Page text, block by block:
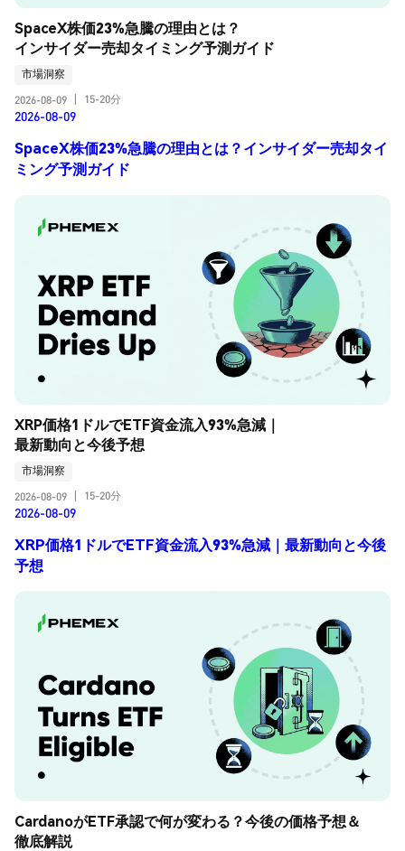
SpaceX株価23%急騰の理由とは？
インサイダー売却タイミング予測ガイド
市場洞察
2026-08-09
15-20分
2026-08-09
SpaceX株価23%急騰の理由とは？インサイダー売却タイ
ミング予測ガイド
XRP価格1ドルでETF資金流入93%急減｜
最新動向と今後予想
市場洞察
2026-08-09
15-20分
2026-08-09
XRP価格1ドルでETF資金流入93%急減｜最新動向と今後
予想
CardanoがETF承認で何が変わる？今後の価格予想＆
徹底解説